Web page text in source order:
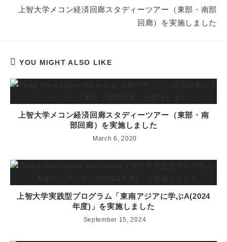
上智大学メコン経済回廊スタディーツアー（東部・南部
回廊）を実施しました
YOU MIGHT ALSO LIKE
上智大学メコン経済回廊スタディーツアー（東部・南
部回廊）を実施しました
March 6, 2020
上智大学実践型プログラム「東南アジアに学ぶA(2024
年度)」を実施しました
September 15, 2024